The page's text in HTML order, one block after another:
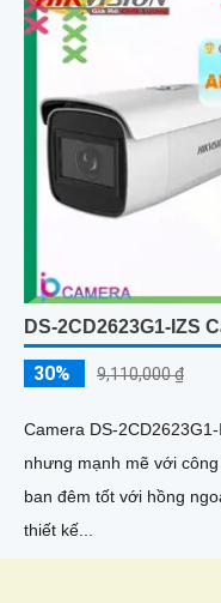
DS-2CD2623G1-IZS
30% 9,110,000 ₫
Camera DS-
nhưng mạnh mẽ với
ban đêm tốt với hồng ngoại lên đến
thiết kế...